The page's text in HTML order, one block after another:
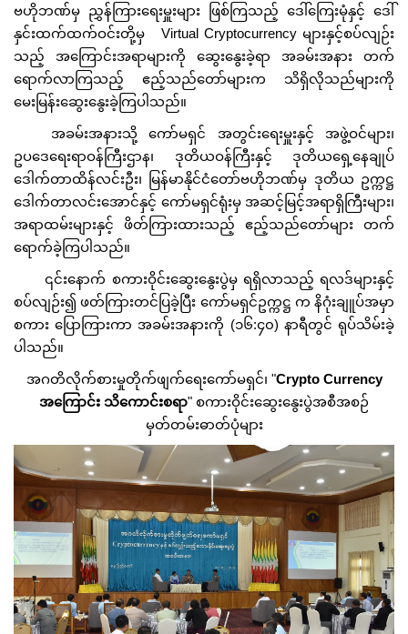
ဗဟိုဘဏ်မှ ညွှန်ကြားရေးမှူးများ ဖြစ်ကြသည့် ဒေါ်ကြေးမုံနှင့် ဒေါ်
နှင်းထက်ထက်ဝင်းတို့မှ Virtual Cryptocurrency များနှင့်စပ်လျဉ်း
သည့် အကြောင်းအရာများကို ဆွေးနွေးခဲ့ရာ အခမ်းအနား တက်
ရောက်လာကြသည့် ဧည့်သည်တော်များက သိရှိလိုသည်များကို
မေးမြန်းဆွေးနွေးခဲ့ကြပါသည်။
အခမ်းအနားသို့ ကော်မရှင် အတွင်းရေးမှူးနှင့် အဖွဲ့ဝင်များ၊
ဥပဒေရေးရာဝန်ကြီးဌာန၊ ဒုတိယဝန်ကြီးနှင့် ဒုတိယရှေ့နေချုပ်
ဒေါက်တာထိန်လင်းဦး၊ မြန်မာနိုင်ငံတော်ဗဟိုဘဏ်မှ ဒုတိယ ဥက္ကဋ္ဌ
ဒေါက်တာလင်းအောင်နှင့် ကော်မရှင်ရုံးမှ အဆင့်မြင့်အရာရှိကြီးများ၊
အရာထမ်းများနှင့် ဖိတ်ကြားထားသည့် ဧည့်သည်တော်များ တက်
ရောက်ခဲ့ကြပါသည်။
၎င်းနောက် စကားဝိုင်းဆွေးနွေးပွဲမှ ရရှိလာသည့် ရလဒ်များနှင့်
စပ်လျဉ်း၍ ဖတ်ကြားတင်ပြခဲ့ပြီး ကော်မရှင်ဥက္ကဋ္ဌ က နိဂုံးချူပ်အမှာ
စကား ပြောကြားကာ အခမ်းအနားကို (၁၆:၄၀) နာရီတွင် ရုပ်သိမ်းခဲ့
ပါသည်။
အဂတိလိုက်စားမှုတိုက်ဖျက်ရေးကော်မရှင်၊ "Crypto Currency
အကြောင်း သိကောင်းစရာ" စကားဝိုင်းဆွေးနွေးပွဲအစီအစဉ်
မှတ်တမ်းဓာတ်ပုံများ